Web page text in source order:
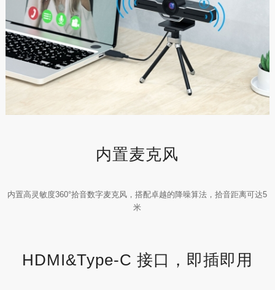
内置麦克风
内置高灵敏度360°拾音数字麦克风，搭配卓越的降噪算法，拾音距离可达5
米
HDMI&Type-C 接口，即插即用